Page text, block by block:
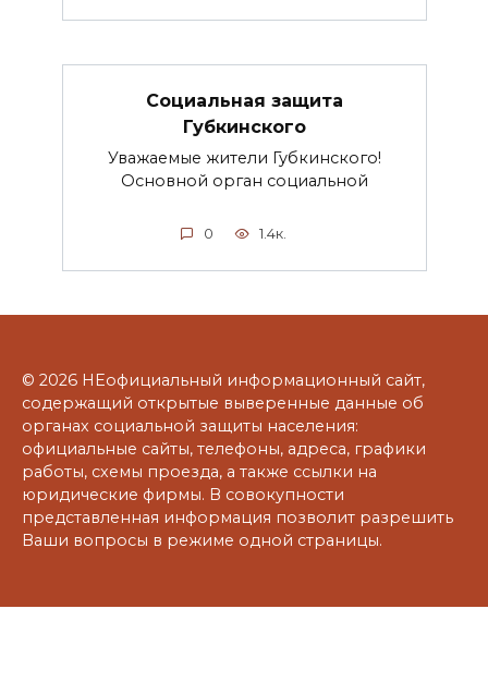
Социальная защита
Губкинского
Уважаемые жители Губкинского!
Основной орган социальной
0 1.4к.
© 2026 НЕофициальный информационный сайт,
содержащий открытые выверенные данные об
органах социальной защиты населения:
официальные сайты, телефоны, адреса, графики
работы, схемы проезда, а также ссылки на
юридические фирмы. В совокупности
представленная информация позволит разрешить
Ваши вопросы в режиме одной страницы.